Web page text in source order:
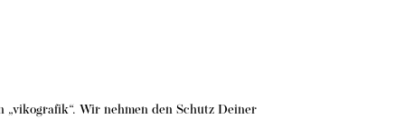
Wir nehmen den Schutz Deiner